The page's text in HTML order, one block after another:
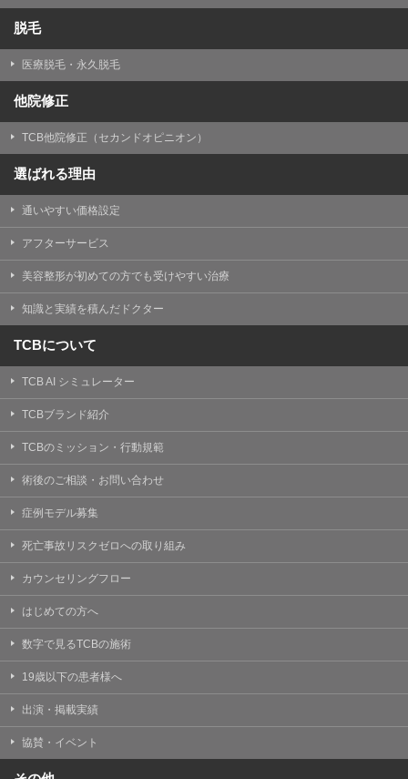
脱毛
医療脱毛・永久脱毛
他院修正
TCB他院修正（セカンドオピニオン）
選ばれる理由
通いやすい価格設定
アフターサービス
美容整形が初めての方でも受けやすい治療
知識と実績を積んだドクター
TCBについて
TCB AI シミュレーター
TCBブランド紹介
TCBのミッション・行動規範
術後のご相談・お問い合わせ
症例モデル募集
死亡事故リスクゼロへの取り組み
カウンセリングフロー
はじめての方へ
数字で見るTCBの施術
19歳以下の患者様へ
出演・掲載実績
協賛・イベント